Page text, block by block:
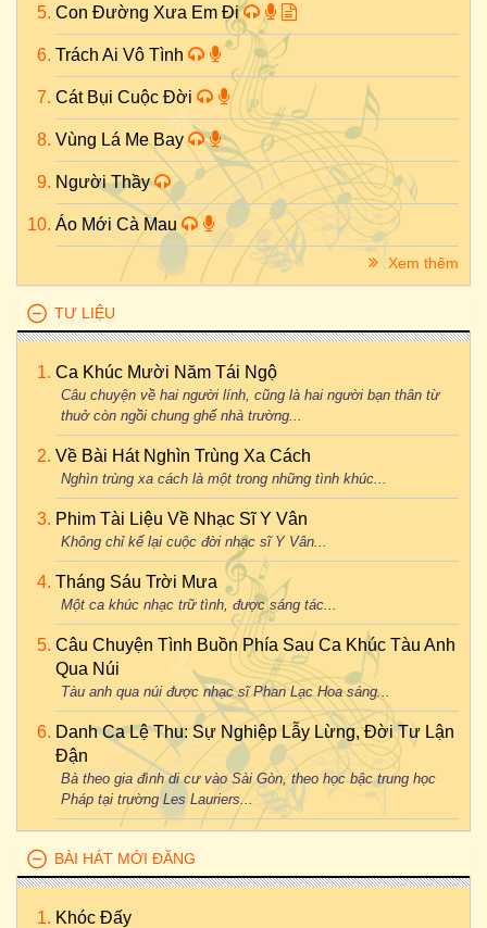
Con Đường Xưa Em Đi
Trách Ai Vô Tình
Cát Bụi Cuộc Đời
Vùng Lá Me Bay
Người Thầy
Áo Mới Cà Mau
Xem thêm
TƯ LIỆU
Ca Khúc Mười Năm Tái Ngộ
Câu chuyện về hai người lính, cũng là hai người bạn thân từ
thuở còn ngồi chung ghế nhà trường...
Về Bài Hát Nghìn Trùng Xa Cách
Nghìn trùng xa cách là một trong những tình khúc...
Phim Tài Liệu Về Nhạc Sĩ Y Vân
Không chỉ kể lại cuộc đời nhạc sĩ Y Vân...
Tháng Sáu Trời Mưa
Một ca khúc nhạc trữ tình, được sáng tác...
Câu Chuyện Tình Buồn Phía Sau Ca Khúc Tàu Anh
Qua Núi
Tàu anh qua núi được nhạc sĩ Phan Lạc Hoa sáng...
Danh Ca Lệ Thu: Sự Nghiệp Lẫy Lừng, Đời Tư Lận
Đận
Bà theo gia đình di cư vào Sài Gòn, theo học bậc trung học
Pháp tại trường Les Lauriers...
BÀI HÁT MỚI ĐĂNG
Khóc Đấy